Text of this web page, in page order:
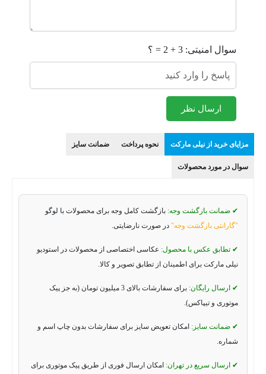
سوال امنیتی: 3 + 2 = ؟
ارسال نظر
مزایای خرید از نیلی مارکت نحوه پرداخت ضمانت سایز
سوال در مورد محصولات
✔ ضمانت بازگشت وجه: بازگشت کامل وجه برای محصولات با لوگو
"گارانتی بازگشت وجه" در صورت نارضایتی.
✔ تطابق عکس با محصول: عکاسی اختصاصی از محصولات در استودیو
نیلی مارکت برای اطمینان از تطابق تصویر و کالا.
✔ ارسال رایگان:
برای سفارشات بالای 3 میلیون تومان (به جز پیک
موتوری و تیپاکس).
✔ ضمانت سایز: امکان تعویض سایز برای سفارشات بدون چاپ اسم و
شماره.
✔ ارسال سریع در تهران: امکان ارسال فوری از طریق پیک موتوری برای